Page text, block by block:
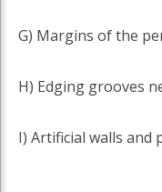
G) Margins of the
H) Edging grooves
I) Artificial walls and